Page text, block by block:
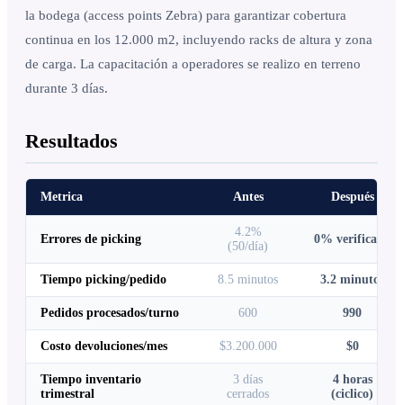
la bodega (access points Zebra) para garantizar cobertura
continua en los 12.000 m2, incluyendo racks de altura y zona
de carga. La capacitación a operadores se realizo en terreno
durante 3 días.
Resultados
Metrica Antes Después
Errores de picking
4.2%
(50/día)
0% verificado
Tiempo picking/pedido 8.5 minutos 3.2 minutos
Pedidos procesados/turno 600 990
Costo devoluciones/mes $3.200.000 $0
Tiempo inventario
trimestral
3 días
cerrados
4 horas
(ciclico)